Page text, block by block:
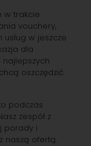
w trakcie
vouchery,
w jeszcze
dla
najlepszych
oszczędzić
podczas
zespół z
porady i
naszą ofertą.